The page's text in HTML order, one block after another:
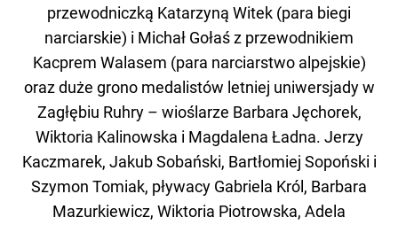
przewodniczką Katarzyną Witek (para biegi
narciarskie) i Michał Gołaś z przewodnikiem
Kacprem Walasem (para narciarstwo alpejskie)
oraz duże grono medalistów letniej uniwersjady w
Zagłębiu Ruhry – wioślarze Barbara Jęchorek,
Wiktoria Kalinowska i Magdalena Ładna. Jerzy
Kaczmarek, Jakub Sobański, Bartłomiej Sopoński i
Szymon Tomiak, pływacy Gabriela Król, Barbara
Mazurkiewicz, Wiktoria Piotrowska, Adela